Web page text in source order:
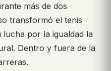
más de dos
transformó el tenis
por la igualdad la
Dentro y fuera de la